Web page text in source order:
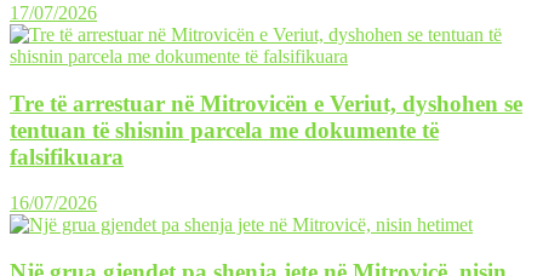
17/07/2026
Tre të arrestuar në Mitrovicën e Veriut, dyshohen se
tentuan të shisnin parcela me dokumente të
falsifikuara
16/07/2026